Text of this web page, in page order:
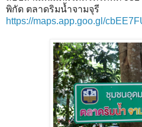
พิกัด ตลาดริมน้ำจามจุรี
https://maps.app.goo.gl/